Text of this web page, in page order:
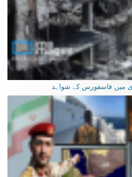
میں فاسفورس کے شواہد